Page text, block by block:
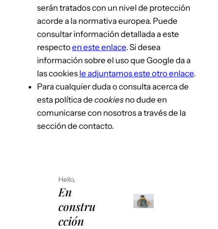
serán tratados con un nivel de protección
acorde a la normativa europea. Puede
consultar información detallada a este
respectoen este enlace. Si desea
información sobre el uso que Google da a
las cookies le adjuntamos este otro enlace.
Para cualquier duda o consulta acerca de
esta política de cookies no dude en
comunicarse con nosotros a través de la
sección de contacto.
Hello,
En
constru
cción